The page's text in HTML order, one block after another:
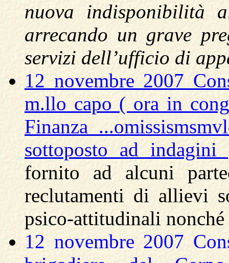
nuova indisponibilità
arrecando un grave
servizi dell’ufficio di
12 novembre 2007
m.llo capo ( ora in
Finanza
sottoposto ad indagini
fornito ad alcuni
reclutamenti di allievi
psico-attitudinali
12 novembre 2007